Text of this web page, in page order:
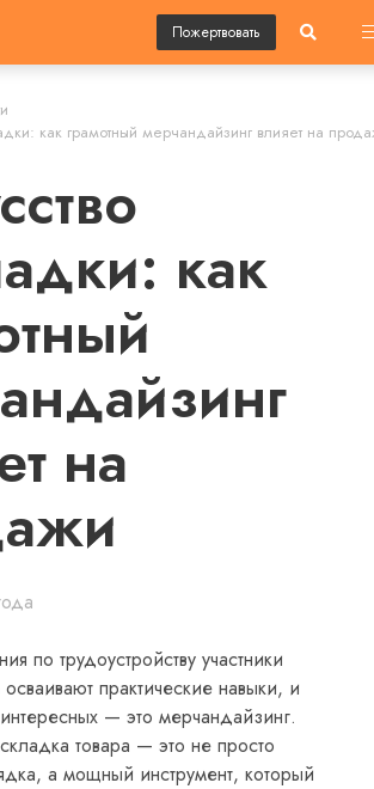
Пожертвовать
как грамотный мерчандайзинг влияет на
как
на
по трудоустройству участники
практические навыки, и
— это мерчандайзинг.
товара — это не просто
а мощный инструмент, который